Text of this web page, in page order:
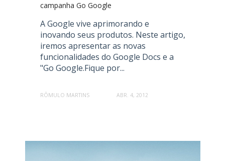
campanha Go Google
A Google vive aprimorando e
inovando seus produtos. Neste artigo,
iremos apresentar as novas
funcionalidades do Google Docs e a
"Go Google.Fique por...
RÔMULO MARTINS ABR. 4, 2012